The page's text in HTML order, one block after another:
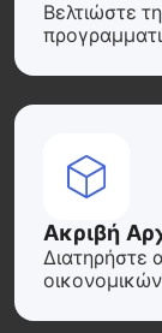
Βελτιώστε
Ακριβή
Διατηρήστε